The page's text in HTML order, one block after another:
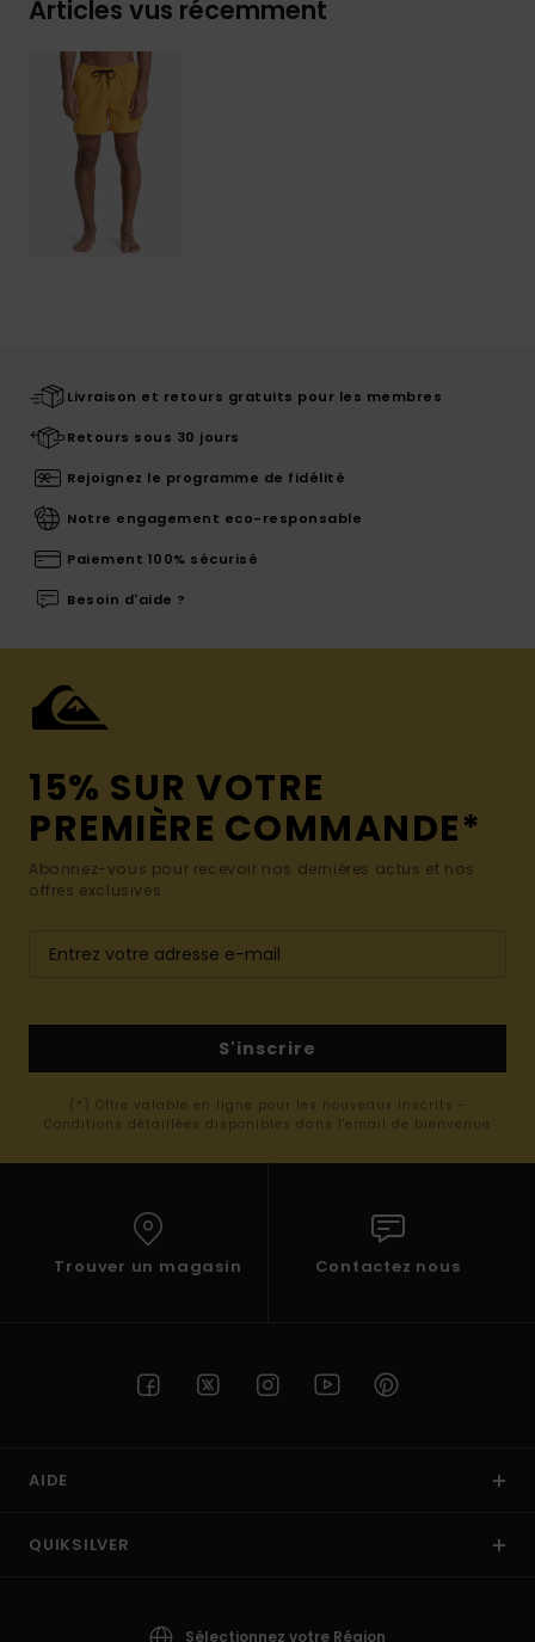
Articles vus récemment
Livraison et retours gratuits pour les membres
Retours sous 30 jours
Rejoignez le programme de fidélité
Notre engagement eco-responsable
Paiement 100% sécurisé
Besoin d'aide ?
15% SUR VOTRE
PREMIÈRE COMMANDE*
Abonnez-vous pour recevoir nos dernières actus et nos
offres exclusives.
S'inscrire
(*) Offre valable en ligne pour les nouveaux inscrits -
Conditions détaillées disponibles dans l'email de bienvenue
Trouver un magasin Contactez nous
AIDE
QUIKSILVER
Sélectionnez votre Région